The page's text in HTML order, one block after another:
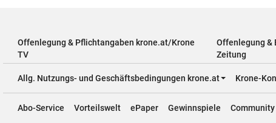
Offenlegung & Pflichtangaben krone.at/Krone
TV
Offenlegung &
Zeitung
Allg. Nutzungs- und Geschäftsbedingungen krone.at Krone-
Abo-Service Vorteilswelt ePaper Gewinnspiele Community